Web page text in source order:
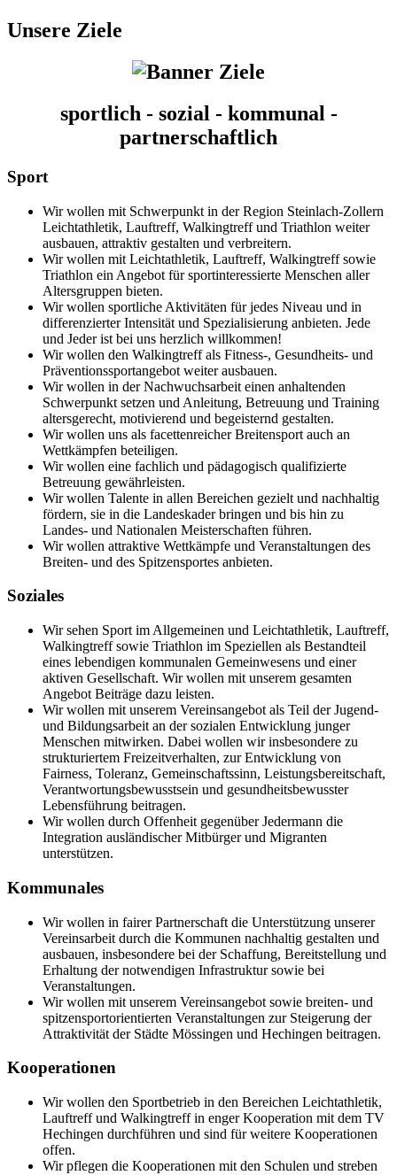
Unsere Ziele
sportlich - sozial - kommunal -
partnerschaftlich
Sport
Wir wollen mit Schwerpunkt in der Region Steinlach-Zollern
Leichtathletik, Lauftreff, Walkingtreff und Triathlon weiter
ausbauen, attraktiv gestalten und verbreitern.
Wir wollen mit Leichtathletik, Lauftreff, Walkingtreff sowie
Triathlon ein Angebot für sportinteressierte Menschen aller
Altersgruppen bieten.
Wir wollen sportliche Aktivitäten für jedes Niveau und in
differenzierter Intensität und Spezialisierung anbieten. Jede
und Jeder ist bei uns herzlich willkommen!
Wir wollen den Walkingtreff als Fitness-, Gesundheits- und
Präventionssportangebot weiter ausbauen.
Wir wollen in der Nachwuchsarbeit einen anhaltenden
Schwerpunkt setzen und Anleitung, Betreuung und Training
altersgerecht, motivierend und begeisternd gestalten.
Wir wollen uns als facettenreicher Breitensport auch an
Wettkämpfen beteiligen.
Wir wollen eine fachlich und pädagogisch qualifizierte
Betreuung gewährleisten.
Wir wollen Talente in allen Bereichen gezielt und nachhaltig
fördern, sie in die Landeskader bringen und bis hin zu
Landes- und Nationalen Meisterschaften führen.
Wir wollen attraktive Wettkämpfe und Veranstaltungen des
Breiten- und des Spitzensportes anbieten.
Soziales
Wir sehen Sport im Allgemeinen und Leichtathletik, Lauftreff,
Walkingtreff sowie Triathlon im Speziellen als Bestandteil
eines lebendigen kommunalen Gemeinwesens und einer
aktiven Gesellschaft. Wir wollen mit unserem gesamten
Angebot Beiträge dazu leisten.
Wir wollen mit unserem Vereinsangebot als Teil der Jugend-
und Bildungsarbeit an der sozialen Entwicklung junger
Menschen mitwirken. Dabei wollen wir insbesondere zu
strukturiertem Freizeitverhalten, zur Entwicklung von
Fairness, Toleranz, Gemeinschaftssinn, Leistungsbereitschaft,
Verantwortungsbewusstsein und gesundheitsbewusster
Lebensführung beitragen.
Wir wollen durch Offenheit gegenüber Jedermann die
Integration ausländischer Mitbürger und Migranten
unterstützen.
Kommunales
Wir wollen in fairer Partnerschaft die Unterstützung unserer
Vereinsarbeit durch die Kommunen nachhaltig gestalten und
ausbauen, insbesondere bei der Schaffung, Bereitstellung und
Erhaltung der notwendigen Infrastruktur sowie bei
Veranstaltungen.
Wir wollen mit unserem Vereinsangebot sowie breiten- und
spitzensportorientierten Veranstaltungen zur Steigerung der
Attraktivität der Städte Mössingen und Hechingen beitragen.
Kooperationen
Wir wollen den Sportbetrieb in den Bereichen Leichtathletik,
Lauftreff und Walkingtreff in enger Kooperation mit dem TV
Hechingen durchführen und sind für weitere Kooperationen
offen.
Wir pflegen die Kooperationen mit den Schulen und streben